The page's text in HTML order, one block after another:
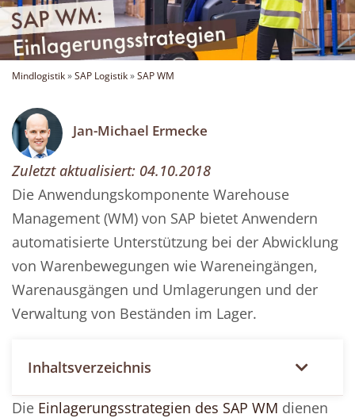
Mindlogistik»SAP Logistik»SAP WM
Jan-Michael Ermecke
Zuletzt aktualisiert: 04.10.2018
Die Anwendungskomponente Warehouse
Management (WM) von SAP bietet Anwendern
automatisierte Unterstützung bei der Abwicklung
von Warenbewegungen wie Wareneingängen,
Warenausgängen und Umlagerungen und der
Verwaltung von Beständen im Lager.
Inhaltsverzeichnis
Die Einlagerungsstrategien des SAP WM dienen